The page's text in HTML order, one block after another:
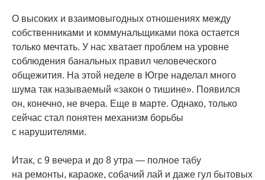
О высоких и взаимовыгодных отношениях между
собственниками и коммунальщиками пока остается
только мечтать. У нас хватает проблем на уровне
соблюдения банальных правил человеческого
общежития. На этой неделе в Югре наделал много
шума так называемый «закон о тишине». Появился
он, конечно, не вчера. Еще в марте. Однако, только
сейчас стал понятен механизм борьбы
с нарушителями.
Итак, с 9 вечера и до 8 утра — полное табу
на ремонты, караоке, собачий лай и даже гул бытовых